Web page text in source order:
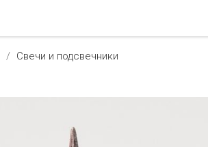
Свечи и подсвечники